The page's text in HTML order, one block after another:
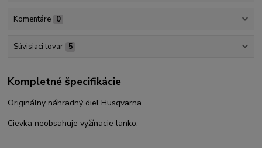
Komentáre 0
Súvisiaci tovar 5
Kompletné špecifikácie
Originálny náhradný diel Husqvarna.
Cievka neobsahuje vyžínacie lanko.